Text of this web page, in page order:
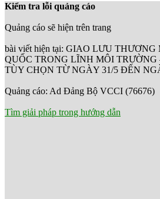
Kiểm tra lỗi quảng cáo
Quảng cáo sẽ hiện trên trang
bài viết hiện tại: GIAO LƯU
QUỐC TRONG LĨNH MÔI
TÙY CHỌN TỪ NGÀY 31/5 ĐẾN
Quảng cáo: Ad Đảng Bộ VCCI (76676)
Tìm giải pháp trong hướng dẫn